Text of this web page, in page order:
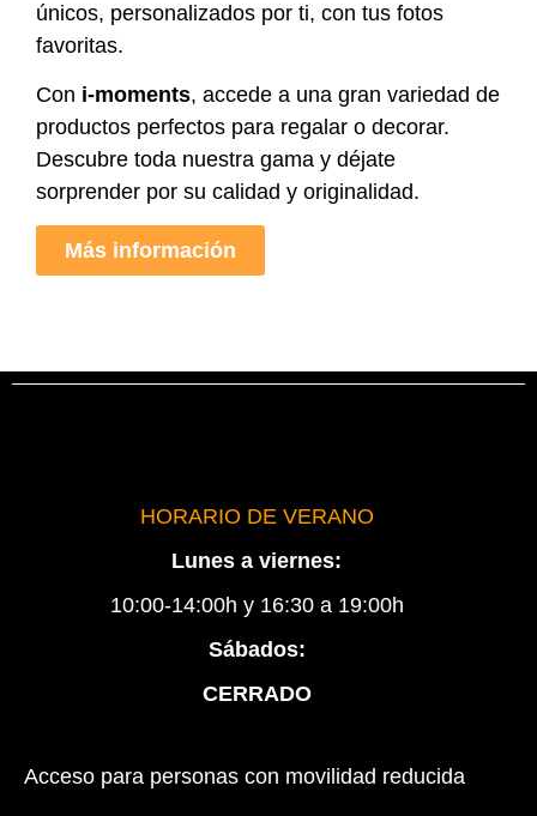
únicos, personalizados por ti, con tus fotos
favoritas.
Con i-moments, accede a una gran variedad de
productos perfectos para regalar o decorar.
Descubre toda nuestra gama y déjate
sorprender por su calidad y originalidad.
Más información
HORARIO DE VERANO
Lunes a viernes:
10:00-14:00h y 16:30 a 19:00h
Sábados:
CERRADO
Acceso para personas con movilidad reducida